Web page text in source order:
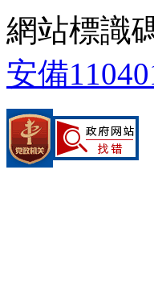
網站標識
安備